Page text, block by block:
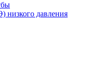
низкого давления